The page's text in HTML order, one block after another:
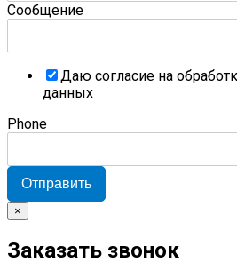
Сообщение
Даю согласие на
данных
Phone
Отправить
×
Заказать звонок